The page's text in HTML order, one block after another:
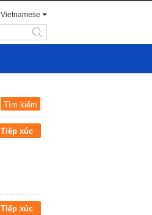
Vietnamese
search
Tiếp xúc
Tiếp xúc